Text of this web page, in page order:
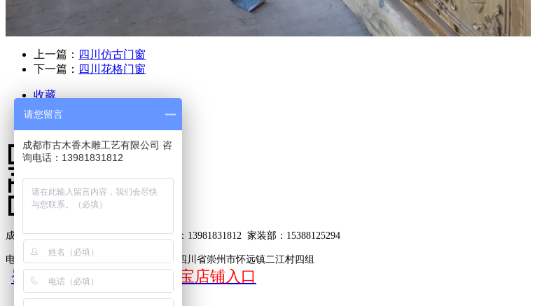
上一篇： 四川仿古门窗
下一篇： 四川花格门窗
收藏
打印
成都市古木香木雕工艺有限公司工程部：13981831812 家装部：15388125294
电子邮箱：2578483298@qq.com 地址：四川省崇州市怀远镇二江村四组
蜀ICP备15021302号-2 淘宝店铺入口
请您留言
成都市古木香木雕工艺有限公司 咨
询电话：13981831812